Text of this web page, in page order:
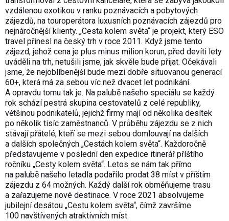
vzdálenou exotikou v ranku poznávacích a pobytových
zájezdů, na touroperátora luxusních poznávacích zájezdů pro
nejnáročnější klienty. „Cesta kolem světa“ je projekt, který ESO
travel přinesl na český trh v roce 2011. Když jsme tento
zájezd, jehož cena je plus minus milion korun, před devíti lety
uváděli na trh, netušili jsme, jak skvěle bude přijat. Očekávali
jsme, že nejoblíbenější bude mezi dobře situovanou generací
60+, která má za sebou víc než dvacet let podnikání.
A opravdu tomu tak je. Na palubě našeho speciálu se každý
rok schází pestrá skupina cestovatelů z celé republiky,
většinou podnikatelů, jejichž firmy mají od několika desítek
po několik tisíc zaměstnanců. V průběhu zájezdu se z nich
stávají přátelé, kteří se mezi sebou domlouvají na dalších
a dalších společných „Cestách kolem světa“. Každoročně
představujeme v poslední den expedice itinerář příštího
ročníku „Cesty kolem světa“. Letos se nám tak přímo
na palubě našeho letadla podařilo prodat 38 míst v příštím
zájezdu z 64 možných. Každý další rok obměňujeme trasu
a zařazujeme nové destinace. V roce 2021 absolvujeme
jubilejní desátou „Cestu kolem světa“, čímž završíme
100 navštívených atraktivních míst.